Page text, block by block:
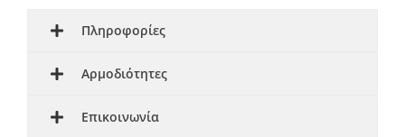
Πληροφορίες
Αρμοδιότητες
Επικοινωνία